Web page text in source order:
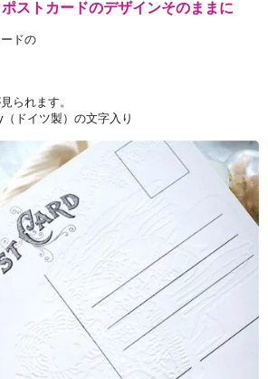
ストカードのデザインそのままに
ドの
られます。
ドイツ製）の文字入り